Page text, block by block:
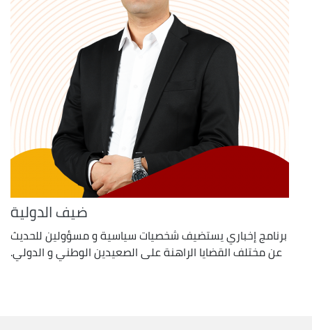
ضيف الدولية
برنامج إخباري يستضيف شخصيات سياسية و مسؤولين للحديث
عن مختلف القضايا الراهنة على الصعيدين الوطني و الدولي.